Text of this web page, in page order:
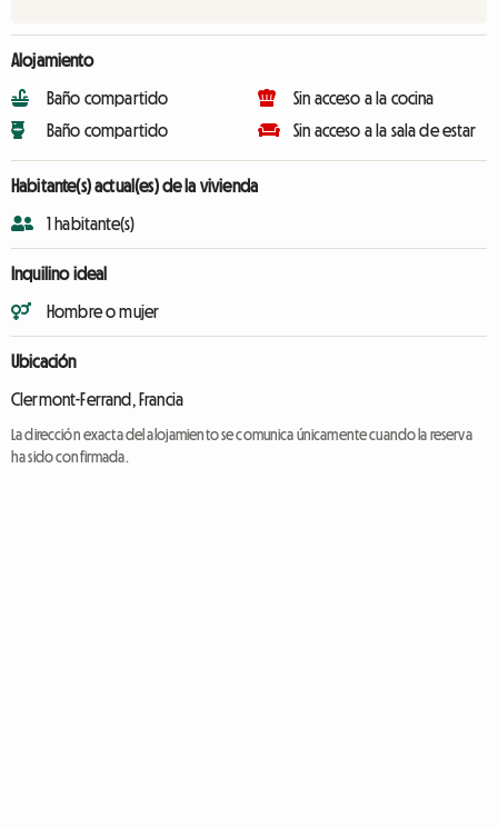
Alojamiento
Baño compartido
Baño compartido
Sin acceso a la cocina
Sin acceso a la sala de estar
Habitante(s) actual(es) de la vivienda
1 habitante(s)
Inquilino ideal
Hombre o mujer
Ubicación
Clermont-Ferrand, Francia
La dirección exacta del alojamiento se comunica únicamente cuando la reserva
ha sido confirmada.